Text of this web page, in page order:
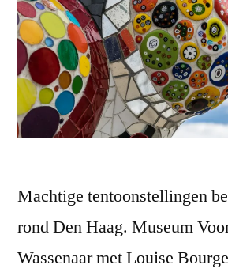
Machtige tentoonstellingen
rond Den Haag. Museum
Wassenaar met Louise